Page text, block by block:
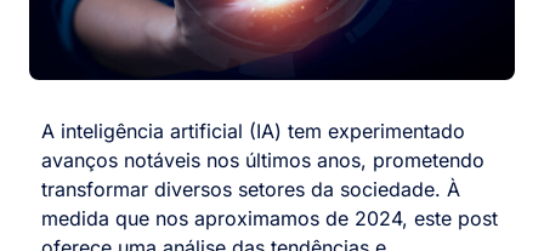
A inteligência artificial (IA) tem experimentado
avanços notáveis nos últimos anos, prometendo
transformar diversos setores da sociedade. À
medida que nos aproximamos de 2024, este post